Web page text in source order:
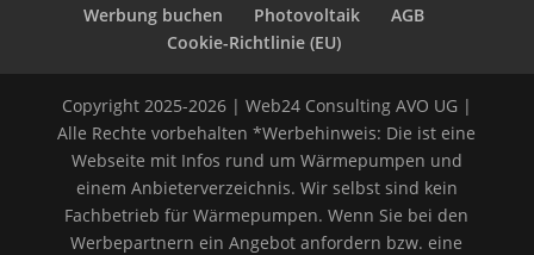
Werbung buchen
Photovoltaik
AGB
Cookie-Richtlinie (EU)
Copyright 2025-2026 | Web24 Consulting AVO UG |
Alle Rechte vorbehalten *Werbehinweis: Die ist eine
Webseite mit Infos rund um Wärmepumpen und
einem Anbieterverzeichnis. Wir selbst sind kein
Fachbetrieb für Wärmepumpen. Wenn Sie bei den
Werbepartnern ein Angebot anfordern bzw. eine